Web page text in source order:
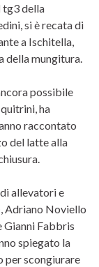
tg3 della
si è recata di
a Ischitella,
della mungitura.
possibile
ha
raccontato
del latte alla
allevatori e
Adriano Noviello
Gianni Fabbris
spiegato la
per scongiurare